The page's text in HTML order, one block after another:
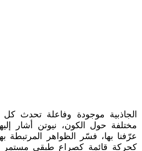
الجاذبية موجودة وفاعلة تحدث
مختلفة حول الكون، نيوتن أشار
عرّفنا بها، فسّر الظواهر المرتبطة
كحركة قائمة كصراع طبقي